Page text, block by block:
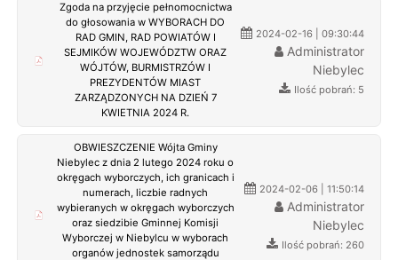
Zgoda na przyjęcie pełnomocnictwa
do głosowania w WYBORACH DO
RAD GMIN, RAD POWIATÓW I
SEJMIKÓW WOJEWÓDZTW ORAZ
WÓJTÓW, BURMISTRZÓW I
PREZYDENTÓW MIAST
ZARZĄDZONYCH NA DZIEŃ 7
KWIETNIA 2024 R.
2024-02-16 | 09:30:44
Administrator
Niebylec
Ilość pobrań: 5
OBWIESZCZENIE Wójta Gminy
Niebylec z dnia 2 lutego 2024 roku o
okręgach wyborczych, ich granicach i
numerach, liczbie radnych
wybieranych w okręgach wyborczych
oraz siedzibie Gminnej Komisji
Wyborczej w Niebylcu w wyborach
organów jednostek samorządu
2024-02-06 | 11:50:14
Administrator
Niebylec
Ilość pobrań: 260